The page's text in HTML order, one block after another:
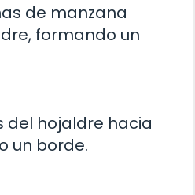
de manzana
formando un
del hojaldre hacia
un borde.